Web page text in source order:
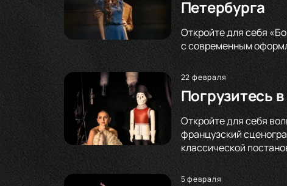
Петербурга
Откройте для себя
с современным
22 февраля
Погрузитесь
Откройте для себя
французский
классической
5 февраля